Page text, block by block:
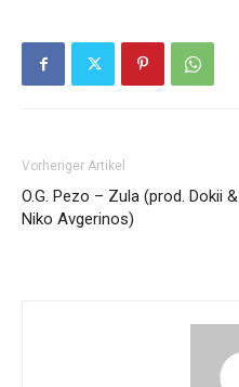
Vorheriger Artikel
O.G. Pezo – Zula (prod. Dokii &
Niko Avgerinos)